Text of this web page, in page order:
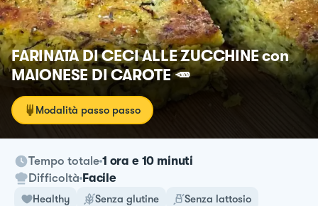
FARINATA DI CECI ALLE ZUCCHINE con
MAIONESE DI CAROTE 🥕
Modalità passo passo
Tempo totale 1 ora e 10 minuti
Difficoltà Facile
Healthy Senza glutine
Senza lattosio